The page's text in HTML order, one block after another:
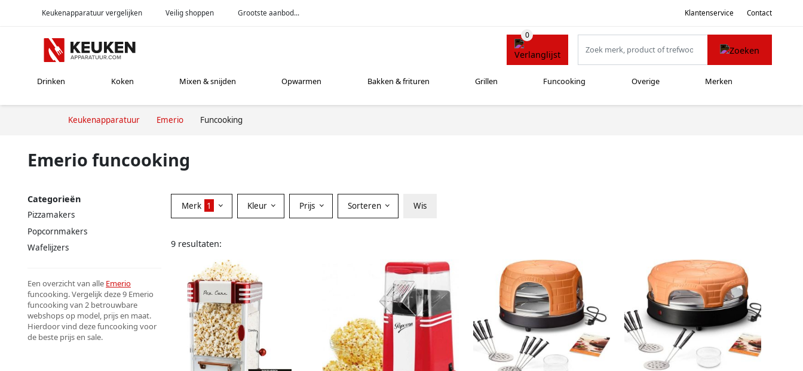
Keukenapparatuur vergelijken Veilig shoppen Grootste aanbod... Klantenservice Contact
Drinken Koken Mixen & snijden Opwarmen Bakken & frituren Grillen Funcooking Overige Merken
Keukenapparatuur Emerio Funcooking
Emerio funcooking
Categorieën
Pizzamakers
Popcornmakers
Wafelijzers
Een overzicht van alle Emerio
funcooking. Vergelijk deze 9 Emerio
funcooking van 2 betrouwbare
webshops op model, prijs en maat.
Hierdoor vind deze funcooking voor
de beste prijs en sale.
Merk 1 Kleur Prijs Sorteren Wis
9 resultaten: